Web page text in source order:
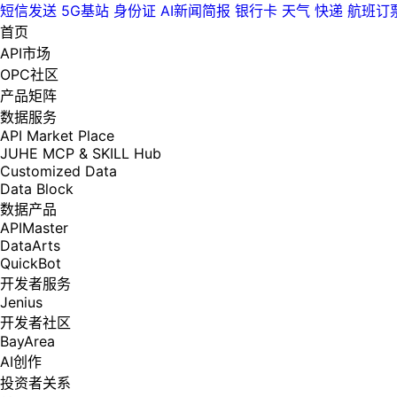
短信发送 5G基站 身份证 AI新闻简报 银行卡 天气 快递 航班订
首页
API市场
OPC社区
产品矩阵
数据服务
API Market Place
JUHE MCP & SKILL Hub
Customized Data
Data Block
数据产品
APIMaster
DataArts
QuickBot
开发者服务
Jenius
开发者社区
BayArea
AI创作
投资者关系